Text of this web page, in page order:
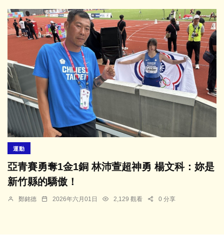
運動
亞青賽勇奪1金1銅 林沛萱超神勇 楊文科：妳是
新竹縣的驕傲！
鄭銘德 2026年六月01日 2,129 觀看 0 分享